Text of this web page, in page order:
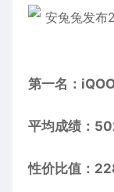
第一名：
平均成绩：
性价比值：